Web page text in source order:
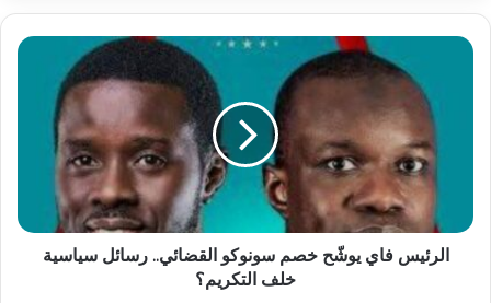
الرئيس فاي يوشّح خصم سونوكو القضائي.. رسائل سياسية
خلف التكريم؟